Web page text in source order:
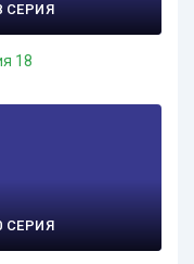
СЕРИЯ
18
СЕРИЯ